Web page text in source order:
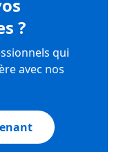
?
qui
avec nos